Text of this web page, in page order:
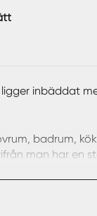
inbäddat
badrum,
man har en
ger många
från hallen eller